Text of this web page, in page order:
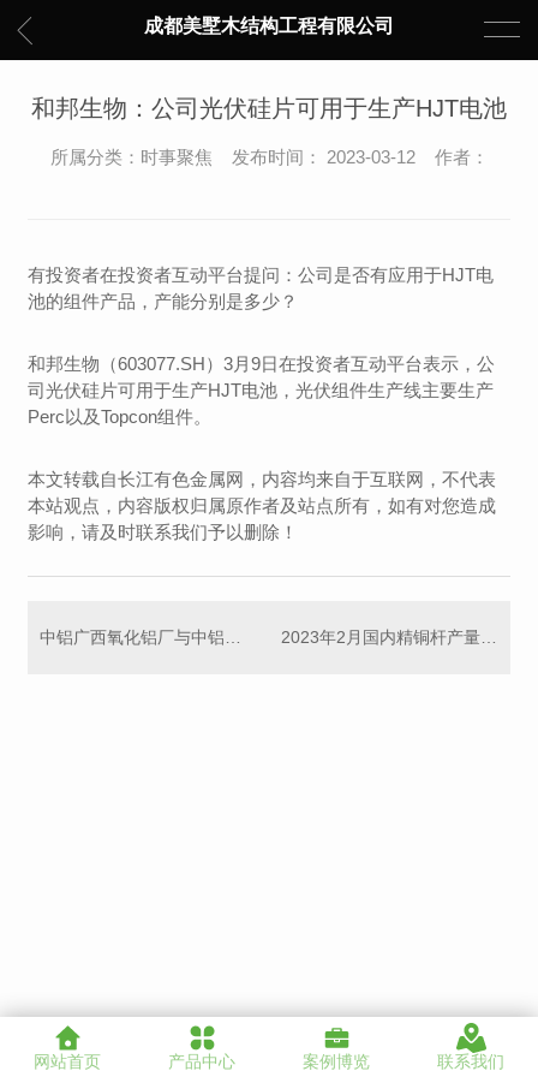
成都美墅木结构工程有限公司
和邦生物：公司光伏硅片可用于生产HJT电池
所属分类：时事聚焦 发布时间： 2023-03-12 作者：
有投资者在投资者互动平台提问：公司是否有应用于HJT电
池的组件产品，产能分别是多少？
和邦生物（603077.SH）3月9日在投资者互动平台表示，公
司光伏硅片可用于生产HJT电池，光伏组件生产线主要生产
Perc以及Topcon组件。
本文转载自长江有色金属网，内容均来自于互联网，不代表
本站观点，内容版权归属原作者及站点所有，如有对您造成
影响，请及时联系我们予以删除！
网站首页 产品中心 案例博览 联系我们